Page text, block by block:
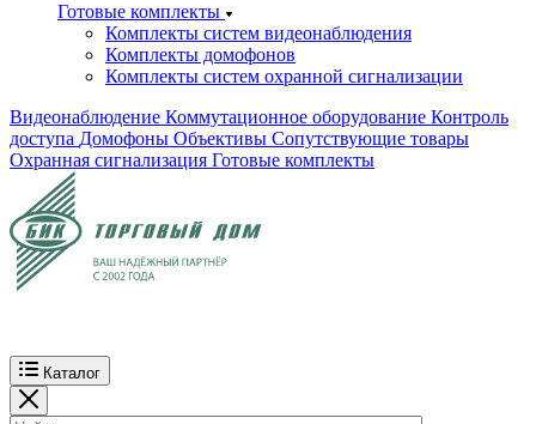
Готовые комплекты
Комплекты систем видеонаблюдения
Комплекты домофонов
Комплекты систем охранной сигнализации
Видеонаблюдение Коммутационное оборудование Контроль
доступа Домофоны Объективы Сопутствующие товары
Охранная сигнализация Готовые комплекты
Каталог